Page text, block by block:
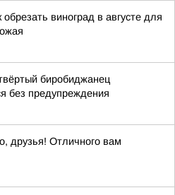
обрезать виноград в августе для
биробиджанец
без предупреждения
друзья! Отличного вам